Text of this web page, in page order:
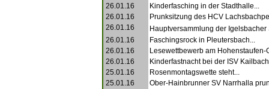
26.01.16
Kinderfasching in der Stadthalle...
26.01.16
Prunksitzung des HCV
26.01.16
Hauptversammlung der
26.01.16
Faschingsrock in Pleutersbach...
26.01.16
Lesewettbewerb am Hohenstaufen-
26.01.16
Kinderfastnacht bei der ISV
25.01.16
Rosenmontagswette steht...
25.01.16
Ober-Hainbrunner SV Narrhalla